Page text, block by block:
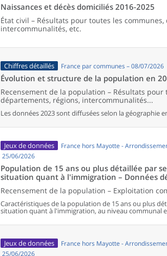
Naissances et décès domiciliés 2016-2025
État civil – Résultats pour toutes les
intercommunalités, etc.
Chiffres détaillés France par communes – 08/07/2026
Évolution et structure de la population en
Recensement de la population – Résultats pour
départements, régions, intercommunalités...
Les données 2023 sont diffusées selon la géographie
Jeux de données
France hors Mayotte -
25/06/2026
Population de 15 ans ou plus détaillée par
situation quant à l'immigration – Données
Recensement de la population – Exploitation
Caractéristiques de la population de 15 ans ou plus
situation quant à l'immigration, au niveau communal
Jeux de données
France hors Mayotte -
25/06/2026